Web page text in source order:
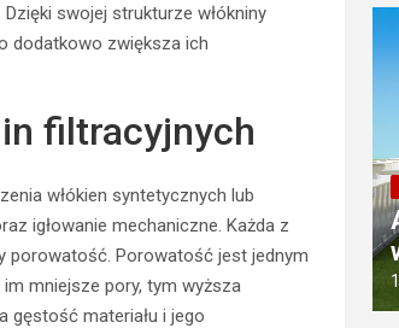
swojej strukturze włókniny
dodatkowo zwiększa ich
filtracyjnych
włókien syntetycznych lub
igłowanie mechaniczne. Każda z
porowatość. Porowatość jest jednym
mniejsze pory, tym wyższa
gęstość materiału i jego